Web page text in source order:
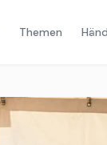
Themen